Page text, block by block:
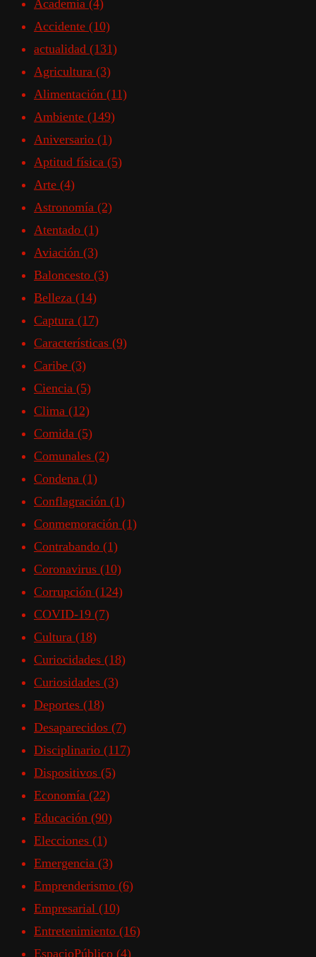
Academia (4)
Accidente (10)
actualidad (131)
Agricultura (3)
Alimentación (11)
Ambiente (149)
Aniversario (1)
Aptitud física (5)
Arte (4)
Astronomía (2)
Atentado (1)
Aviación (3)
Baloncesto (3)
Belleza (14)
Captura (17)
Características (9)
Caribe (3)
Ciencia (5)
Clima (12)
Comida (5)
Comunales (2)
Condena (1)
Conflagración (1)
Conmemoración (1)
Contrabando (1)
Coronavirus (10)
Corrupción (124)
COVID-19 (7)
Cultura (18)
Curiocidades (18)
Curiosidades (3)
Deportes (18)
Desaparecidos (7)
Disciplinario (117)
Dispositivos (5)
Economía (22)
Educación (90)
Elecciones (1)
Emergencia (3)
Emprenderismo (6)
Empresarial (10)
Entretenimiento (16)
EspacioPúblico (4)